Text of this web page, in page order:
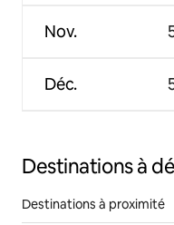
Nov.
Déc.
Destinations à
Destinations à proximité